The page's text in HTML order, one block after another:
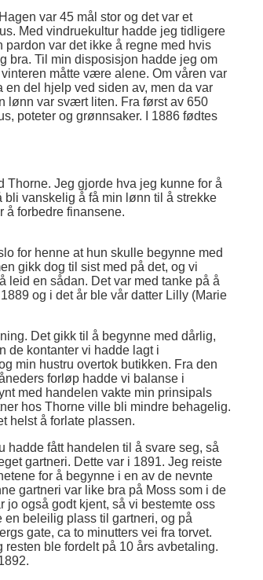
var 45 mål stor og det var et
Med vindruekultur hadde jeg tidligere
pardon var det ikke å regne med hvis
bra. Til min disposisjon hadde jeg om
måtte være alene. Om våren var
del hjelp ved siden av, men da var
lønn var svært liten. Fra først av 650
poteter og grønnsaker. I 1886 fødtes
Thorne. Jeg gjorde hva jeg kunne for å
vanskelig å få min lønn til å strekke
å forbedre finansene.
for henne at hun skulle begynne med
gikk dog til sist med på det, og vi
leid en sådan. Det var med tanke på å
og i det år ble vår datter Lilly (Marie
Det gikk til å begynne med dårlig,
de kontanter vi hadde lagt i
min hustru overtok butikken. Fra den
forløp hadde vi balanse i
med handelen vakte min prinsipals
hos Thorne ville bli mindre behagelig.
helst å forlate plassen.
hadde fått handelen til å svare seg, så
gartneri. Dette var i 1891. Jeg reiste
for å begynne i en av de nevnte
gartneri var like bra på Moss som i de
jo også godt kjent, så vi bestemte oss
en beleilig plass til gartneri, og på
gate, ca to minutters vei fra torvet.
resten ble fordelt på 10 års avbetaling.